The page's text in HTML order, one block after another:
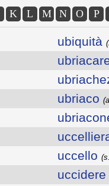
K L M N O P
ubiquità
ubriaco
uccello
uccidere